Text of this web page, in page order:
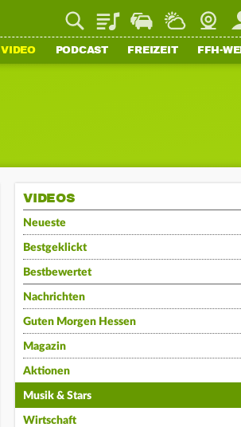
PlaylistStaupilotWetter
VIDEO PODCAST FREIZEIT FFH-
VIDEOS
Neueste
Bestgeklickt
Bestbewertet
Nachrichten
Guten Morgen Hessen
Magazin
Aktionen
Musik & Stars
Wirtschaft